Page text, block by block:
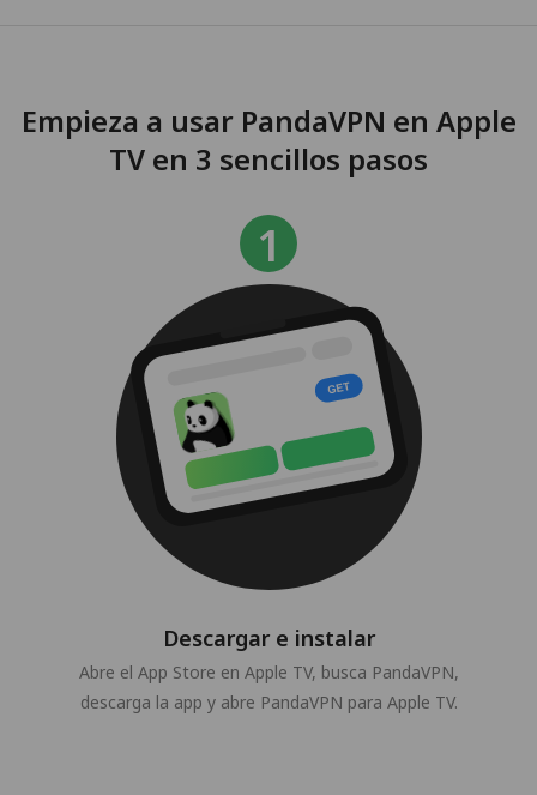
Empieza a usar PandaVPN en Apple
TV en 3 sencillos pasos
Descargar e instalar
Abre el App Store en Apple TV, busca PandaVPN,
descarga la app y abre PandaVPN para Apple TV.